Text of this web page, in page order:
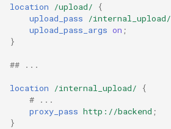
location /upload/
{
upload_pass
/internal_upload/
upload_pass_args on ;
}
## ...
location /internal_upload/
{
# ...
proxy_pass http://backend ;
}